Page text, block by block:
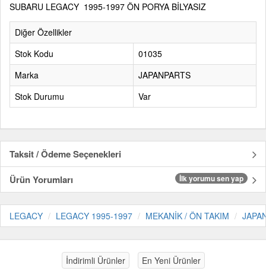
SUBARU LEGACY 1995-1997 ÖN PORYA BİLYASIZ
Diğer Özellikler
Stok Kodu
01035
Marka
JAPANPARTS
Stok Durumu
Var
Taksit / Ödeme Seçenekleri
Ürün Yorumları
İlk yorumu sen yap
LEGACY LEGACY 1995-1997 MEKANİK / ÖN TAKIM
İndirimli Ürünler En Yeni Ürünler